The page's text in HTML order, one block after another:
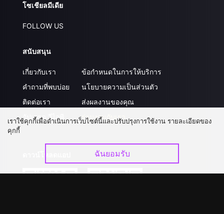
โซเชียลมีเดีย
FOLLOW US
สนับสนุน
เกี่ยวกับเรา
คำถามที่พบบ่อย
ติดต่อเรา
อัปเกรด วีไอพี
ข้อกำหนดในการให้บริการ
นโยบายความเป็นส่วนตัว
ส่งผลงานของคุณ
ร่วมงานกับเรา
เราใช้คุกกี้เพื่อดำเนินการเว็บไซต์นี้และปรับปรุงการใช้งาน รายละเอียดของ
คุกกี้
ฉันยอมรับ